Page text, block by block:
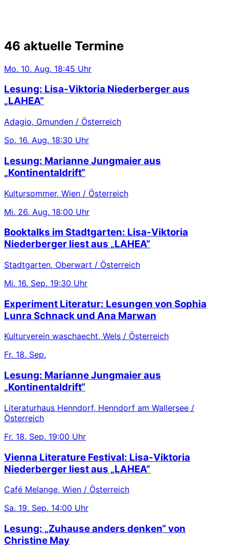
46 aktuelle Termine
Mo. 10. Aug. 18:45 Uhr
Lesung: Lisa-Viktoria Niederberger aus
„LAHEA“
Adagio, Gmunden / Österreich
So. 16. Aug. 18:30 Uhr
Lesung: Marianne Jungmaier aus
„Kontinentaldrift“
Kultursommer, Wien / Österreich
Mi. 26. Aug. 18:00 Uhr
Booktalks im Stadtgarten: Lisa-Viktoria
Niederberger liest aus „LAHEA“
Stadtgarten, Oberwart / Österreich
Mi. 16. Sep. 19:30 Uhr
Experiment Literatur: Lesungen von Sophia
Lunra Schnack und Ana Marwan
Kulturverein waschaecht, Wels / Österreich
Fr. 18. Sep.
Lesung: Marianne Jungmaier aus
„Kontinentaldrift“
Literaturhaus Henndorf, Henndorf am Wallersee /
Österreich
Fr. 18. Sep. 19:00 Uhr
Vienna Literature Festival: Lisa-Viktoria
Niederberger liest aus „LAHEA“
Café Melange, Wien / Österreich
Sa. 19. Sep. 14:00 Uhr
Lesung: „Zuhause anders denken“ von
Christine May